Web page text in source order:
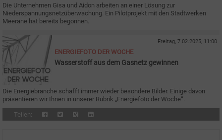
Die Unternehmen Gisa und Aidon arbeiten an einer Lösung zur
Niederspannungsnetzüberwachung. Ein Pilotprojekt mit den Stadtwerken
Meerane hat bereits begonnen.
Freitag, 7.02.2025, 11:00
ENERGIEFOTO DER WOCHE
Wasserstoff aus dem Gasnetz gewinnen
Die Energiebranche schafft immer wieder besondere Bilder. Einige davon
präsentieren wir Ihnen in unserer Rubrik „Energiefoto der Woche“.
Teilen: